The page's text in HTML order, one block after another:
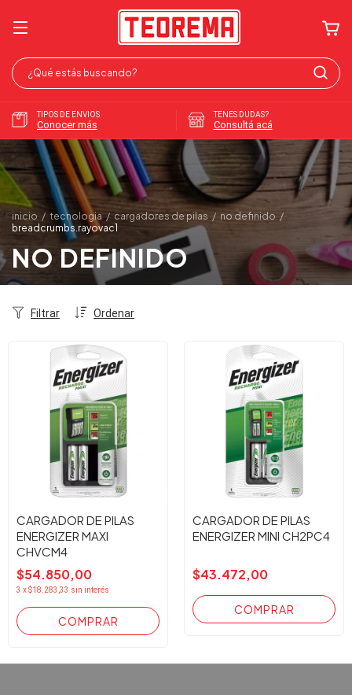
TIPOS DE ENVIOS
Conocer más
TENES DUDAS?
Consultá acá
inicio / tecnologia / cargadores de pilas / no definido /
breadcrumbs.rayovac1
NO DEFINIDO
Ordenar
Filtrar
CARGADOR DE PILAS
ENERGIZER MAXI
CHVCM4
$54.850,00
3 x$18.283,33 sin interés
CARGADOR DE PILAS
ENERGIZER MINI CH2PC4
$43.472,00